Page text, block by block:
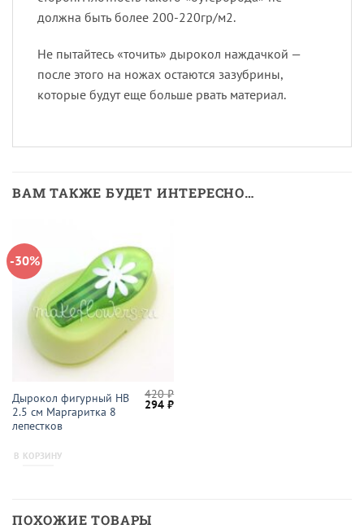
должна быть более 200-220гр/м2.
Не пытайтесь «точить» дырокол наждачкой —
после этого на ножах остаются зазубрины,
которые будут еще больше рвать материал.
ВАМ ТАКЖЕ БУДЕТ ИНТЕРЕСНО…
-30%
Дырокол фигурный HB
2.5 см Маргаритка 8
лепестков
420₽
Первоначальная
294₽Текущая
В КОРЗИНУ
ПОХОЖИЕ ТОВАРЫ